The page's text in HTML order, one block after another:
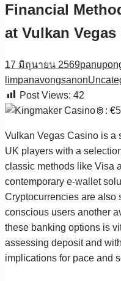
Financial
at Vulkan
17 มิถุนายน 2569
limpanavongsanon
Post Views: 42
Vulkan Vegas Casino is a
UK players with a
classic methods like Visa
contemporary e-wallet
Cryptocurrencies are also
conscious users another
these banking options is
assessing deposit and
implications for pace and